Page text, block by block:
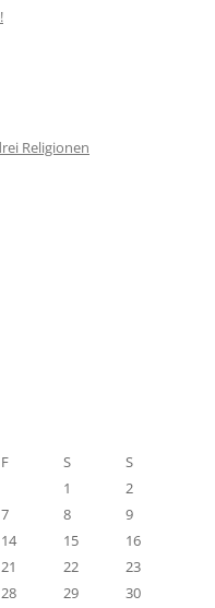
Religionen
F S
S
1
2
7 8
9
14 15
16
21 22
23
28 29
30